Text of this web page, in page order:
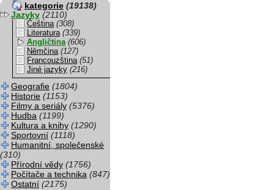
kategorie (19138)
Jazyky (2110)
Čeština (308)
Literatura (339)
Angličtina (606)
Němčina (127)
Francouzština (51)
Jiné jazyky (216)
Geografie (1804)
Historie (1153)
Filmy a seriály (5376)
Hudba (1199)
Kultura a knihy (1290)
Sportovní (1118)
Humanitní, společenské
(310)
Přírodní vědy (1756)
Počítače a technika (847)
Ostatní (2175)